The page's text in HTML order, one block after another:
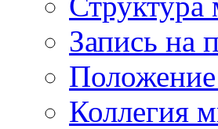
Запись на
Коллегия